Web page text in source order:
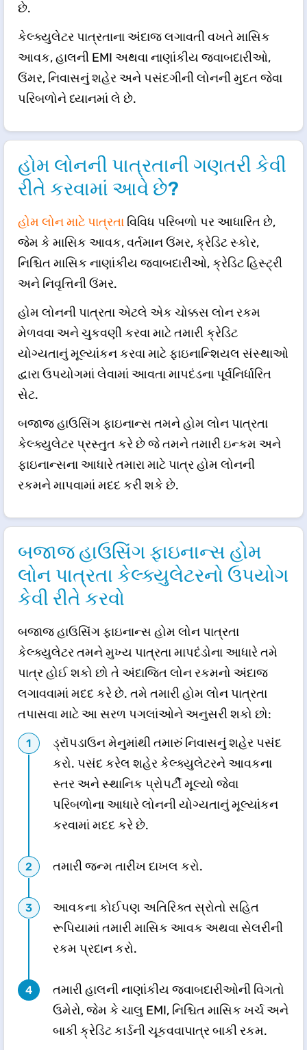
છે.
કેલ્ક્યુલેટર પાત્રતાના અંદાજ લગાવતી વખતે માસિક
આવક, હાલની EMI અથવા નાણાંકીય જવાબદારીઓ,
ઉંમર, નિવાસનું શહેર અને પસંદગીની લોનની મુદત જેવા
પરિબળોને ધ્યાનમાં લે છે.
હોમ લોનની પાત્રતાની ગણતરી કેવી
રીતે કરવામાં આવે છે?
હોમ લોન માટે પાત્રતા વિવિધ પરિબળો પર આધારિત છે,
જેમ કે માસિક આવક, વર્તમાન ઉંમર, ક્રેડિટ સ્કોર,
નિશ્ચિત માસિક નાણાંકીય જવાબદારીઓ, ક્રેડિટ હિસ્ટ્રી
અને નિવૃત્તિની ઉંમર.
હોમ લોનની પાત્રતા એટલે એક ચોક્કસ લોન રકમ
મેળવવા અને ચુકવણી કરવા માટે તમારી ક્રેડિટ
યોગ્યતાનું મૂલ્યાંકન કરવા માટે ફાઇનાન્શિયલ સંસ્થાઓ
દ્વારા ઉપયોગમાં લેવામાં આવતા માપદંડના પૂર્વનિર્ધારિત
સેટ.
બજાજ હાઉસિંગ ફાઇનાન્સ તમને હોમ લોન પાત્રતા
કેલ્ક્યુલેટર પ્રસ્તુત કરે છે જે તમને તમારી ઇન્કમ અને
ફાઇનાન્સના આધારે તમારા માટે પાત્ર હોમ લોનની
રકમને માપવામાં મદદ કરી શકે છે.
બજાજ હાઉસિંગ ફાઇનાન્સ હોમ
લોન પાત્રતા કેલ્ક્યુલેટરનો ઉપયોગ
કેવી રીતે કરવો
બજાજ હાઉસિંગ ફાઇનાન્સ હોમ લોન પાત્રતા
કેલ્ક્યુલેટર તમને મુખ્ય પાત્રતા માપદંડોના આધારે તમે
પાત્ર હોઈ શકો છો તે અંદાજિત લોન રકમનો અંદાજ
લગાવવામાં મદદ કરે છે. તમે તમારી હોમ લોન પાત્રતા
તપાસવા માટે આ સરળ પગલાંઓને અનુસરી શકો છો:
ડ્રૉપડાઉન મેનુમાંથી તમારું નિવાસનું શહેર પસંદ
કરો. પસંદ કરેલ શહેર કેલ્ક્યુલેટરને આવકના
સ્તર અને સ્થાનિક પ્રોપર્ટી મૂલ્યો જેવા
પરિબળોના આધારે લોનની યોગ્યતાનું મૂલ્યાંકન
કરવામાં મદદ કરે છે.
તમારી જન્મ તારીખ દાખલ કરો.
આવકના કોઈપણ અતિરિક્ત સ્રોતો સહિત
રૂપિયામાં તમારી માસિક આવક અથવા સેલરીની
રકમ પ્રદાન કરો.
તમારી હાલની નાણાંકીય જવાબદારીઓની વિગતો
ઉમેરો, જેમ કે ચાલુ EMI, નિશ્ચિત માસિક ખર્ચ અને
બાકી ક્રેડિટ કાર્ડની ચૂકવવાપાત્ર બાકી રકમ.